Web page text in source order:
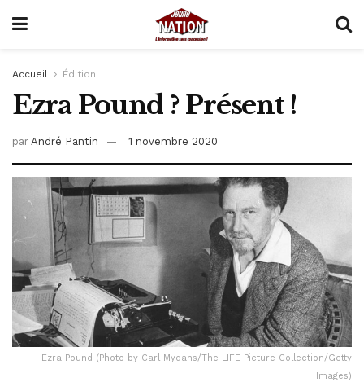
Accueil Édition
Ezra Pound ? Présent !
par André Pantin 1 novembre 2020
Ezra Pound (Photo by Carl Mydans/The LIFE Picture Collection/Getty
Images)